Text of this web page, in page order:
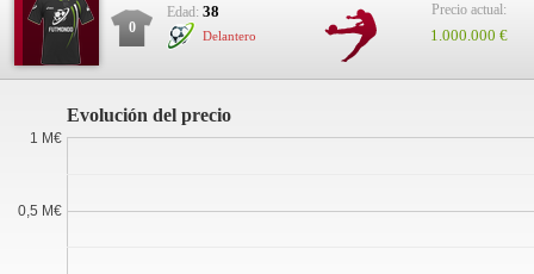
0
Edad: 38
Delantero
Precio actual:
1.000.000 €
Evolución del precio
0,5 M€
1 M€